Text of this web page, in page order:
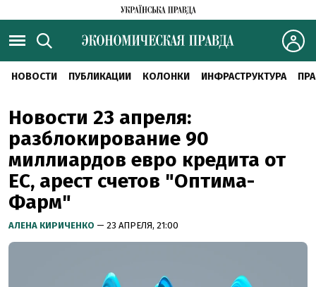
НОВОСТИ ПУБЛИКАЦИИ КОЛОНКИ ИНФРАСТРУКТУРА
Новости 23 апреля:
разблокирование 90
миллиардов евро кредита от
ЕС, арест счетов "Оптима-
Фарм"
АЛЕНА КИРИЧЕНКО — 23 АПРЕЛЯ, 21:00